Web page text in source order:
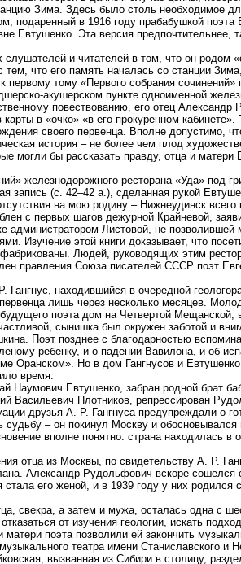
Зима. Здесь было столь необходимое
подаренный в 1916 году прабабушкой поэта
Евтушенко. Эта версия предпочтительнее,
и читателей в том, что он родом
что его память началась со станции
тому «Первого собрания сочинений»
акушерском пункте одноименной
повествованию, его отец Александр
в «очко» «в его прокуренном кабинете».
своего первенца. Вполне допустимо,
история – не более чем плод
могли бы рассказать правду, отца и матери
железнодорожного ресторана «Уда» под
запись (с. 42–42 а.), сделанная рукой
на мою родину – Нижнеудинск
с первых шагов дежурной Крайневой,
администратором Листовой, не
Изучение этой книги доказывает, что
Людей, руководящих этим
правления Союза писателей СССР поэт
Гангнус, находившийся в очередной
лишь через несколько месяцев.
поэта дом на Четвертой Мещанской,
сынишка был окружен заботой и
Поэт позднее с благодарностью
ребенку, и о падении Вавилона, и об
Оранском». Но в дом Гангнусов и
время.
Наумович Евтушенко, забран родной брат
Васильевич Плотников, репрессирован
друзья А. Р. Гангнуса предупреждали о
– он покинул Москву и обосновывался
вполне понятно: страна находилась в
отца из Москвы, по свидетельству А. Р.
Александр Рудольфович вскоре сошелся
его женой, и в 1939 году у них родился
свекра, а затем и мужа, осталась одна с
от изучения геологии, искать
матери поэта позволили ей закончить
театра имени Станиславского и
вызванная из Сибири в столицу,